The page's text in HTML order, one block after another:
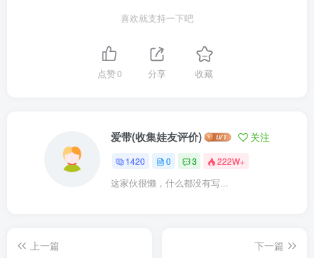
喜欢就支持一下吧
点赞0 分享 收藏
爱带(收集娃友评价) 关注
1420 0 3 222W+
这家伙很懒，什么都没有写...
上一篇
下一篇